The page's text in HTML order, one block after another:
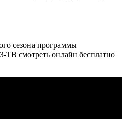
сезона программы
ТВ смотреть онлайн бесплатно